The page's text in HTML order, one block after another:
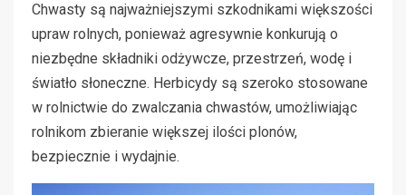
Chwasty są najważniejszymi szkodnikami większości
upraw rolnych, ponieważ agresywnie konkurują o
niezbędne składniki odżywcze, przestrzeń, wodę i
światło słoneczne. Herbicydy są szeroko stosowane
w rolnictwie do zwalczania chwastów, umożliwiając
rolnikom zbieranie większej ilości plonów,
bezpiecznie i wydajnie.